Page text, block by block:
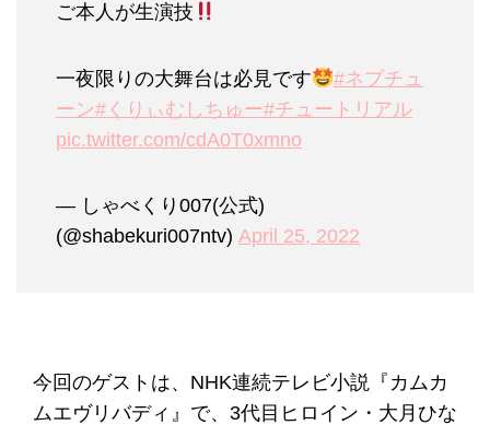
ご本人が生演技
一夜限りの大舞台は必見です
#ネプチュ
ーン#くりぃむしちゅー#チュートリアル
pic.twitter.com/cdA0T0xmno
— しゃべくり007(公式)
(@shabekuri007ntv) April 25, 2022
今回のゲストは、NHK連続テレビ小説『カムカ
ムエヴリバディ』で、3代目ヒロイン・大月ひな